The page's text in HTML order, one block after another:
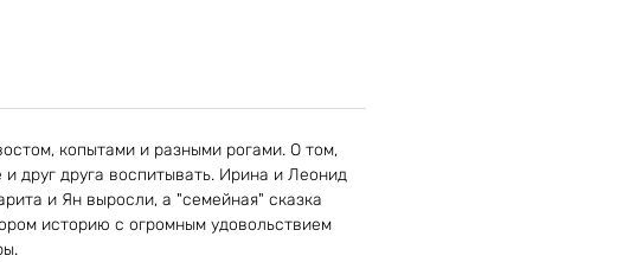
копытами и разными рогами. О том,
друг друга воспитывать. Ирина и Леонид
и Ян выросли, а "семейная" сказка
историю с огромным удовольствием